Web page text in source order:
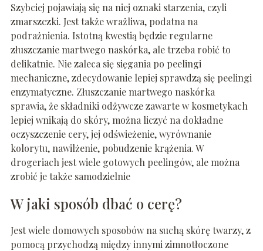
Szybciej pojawiają się na niej oznaki starzenia, czyli
zmarszczki. Jest także wrażliwa, podatna na
podrażnienia. Istotną kwestią będzie regularne
złuszczanie martwego naskórka, ale trzeba robić to
delikatnie. Nie zaleca się sięgania po peelingi
mechaniczne, zdecydowanie lepiej sprawdzą się peelingi
enzymatyczne. Złuszczanie martwego naskórka
sprawia, że składniki odżywcze zawarte w kosmetykach
lepiej wnikają do skóry, można liczyć na dokładne
oczyszczenie cery, jej odświeżenie, wyrównanie
kolorytu, nawilżenie, pobudzenie krążenia. W
drogeriach jest wiele gotowych peelingów, ale można
zrobić je także samodzielnie
W jaki sposób dbać o cerę?
Jest wiele domowych sposobów na suchą skórę twarzy, z
pomocą przychodzą między innymi zimnotłoczone